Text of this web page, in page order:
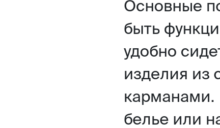
Основные
быть
удобно
изделия из
белье или